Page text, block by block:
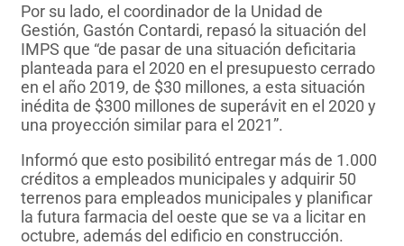
Por su lado, el coordinador de la Unidad de
Gestión, Gastón Contardi, repasó la situación del
IMPS que “de pasar de una situación deficitaria
planteada para el 2020 en el presupuesto cerrado
en el año 2019, de $30 millones, a esta situación
inédita de $300 millones de superávit en el 2020 y
una proyección similar para el 2021”.
Informó que esto posibilitó entregar más de 1.000
créditos a empleados municipales y adquirir 50
terrenos para empleados municipales y planificar
la futura farmacia del oeste que se va a licitar en
octubre, además del edificio en construcción.